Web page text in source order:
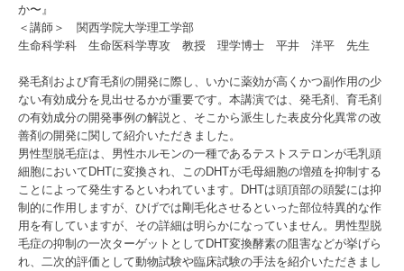
か〜』
＜講師＞ 関西学院大学理工学部
生命科学科 生命医科学専攻 教授 理学博士 平井 洋平 先生
発毛剤および育毛剤の開発に際し、いかに薬効が高くかつ副作用の少
ない有効成分を見出せるかが重要です。本講演では、発毛剤、育毛剤
の有効成分の開発事例の解説と、そこから派生した表皮分化異常の改
善剤の開発に関して紹介いただきました。
男性型脱毛症は、男性ホルモンの一種であるテストステロンが毛乳頭
細胞においてDHTに変換され、このDHTが毛母細胞の増殖を抑制する
ことによって発生するといわれています。DHTは頭頂部の頭髪には抑
制的に作用しますが、ひげでは剛毛化させるといった部位特異的な作
用を有していますが、その詳細は明らかになっていません。男性型脱
毛症の抑制の一次ターゲットとしてDHT変換酵素の阻害などが挙げら
れ、二次的評価として動物試験や臨床試験の手法を紹介いただきまし